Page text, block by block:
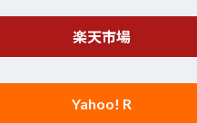
楽天市場
Yahoo! R